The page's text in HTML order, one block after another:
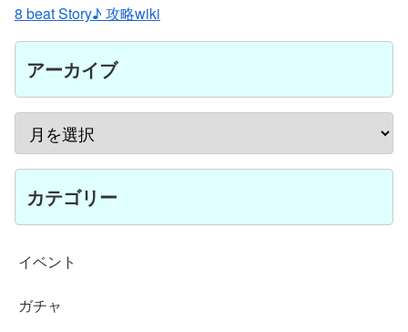
8 beat Story♪ 攻略wiki
アーカイブ
カテゴリー
イベント
ガチャ